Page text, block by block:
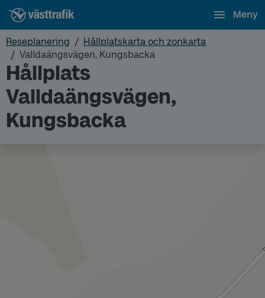
Meny
Reseplanering
Hållplatskarta och zonkarta
Valldaängsvägen, Kungsbacka
Hållplats
Valldaängsvägen,
Kungsbacka